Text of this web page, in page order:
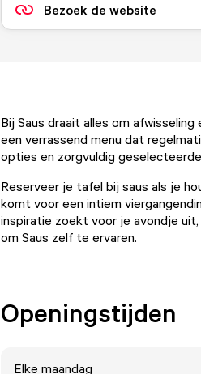
Bezoek de website
Bij Saus draait alles om
een verrassend menu dat
opties en zorgvuldig
Reserveer je tafel bij saus als je
komt voor een intiem
inspiratie zoekt voor je avondje
om Saus zelf te ervaren.
Openingstijden
Elke maandag